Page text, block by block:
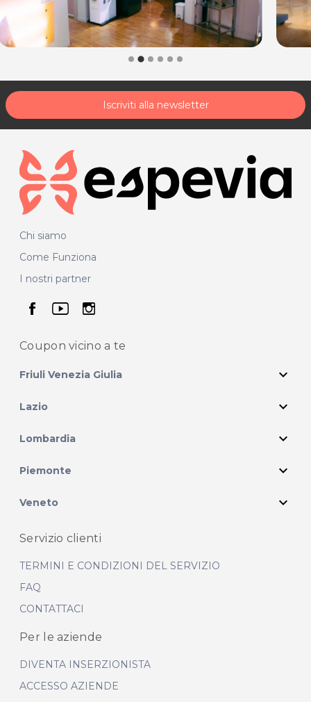
acquisto scrivi a posta@espevia.it
Iscriviti alla newsletter
Chi siamo
Come Funziona
I nostri partner
seguici su facebook
seguici su youtube
seguici su instagram
Coupon vicino a te
Friuli Venezia Giulia expand_more
Lazio expand_more
Lombardia expand_more
Piemonte expand_more
Veneto expand_more
Servizio clienti
TERMINI E CONDIZIONI DEL SERVIZIO
FAQ
CONTATTACI
Per le aziende
DIVENTA INSERZIONISTA
ACCESSO AZIENDE